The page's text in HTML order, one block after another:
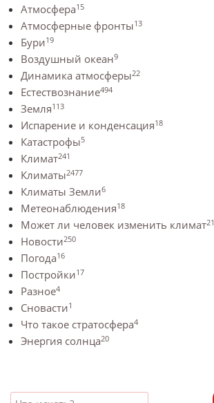
Атмосфера15
Атмосферные фронты13
Бури19
Воздушный океан9
Динамика атмосферы22
Естествознание494
Земля113
Испарение и конденсация18
Катастрофы5
Климат241
Климаты2477
Климаты Земли6
Метеонаблюдения18
Может ли человек изменить климат21
Новости250
Погода16
Постройки17
Разное4
Сновасти1
Что такое стратосфера4
Энергия солнца20